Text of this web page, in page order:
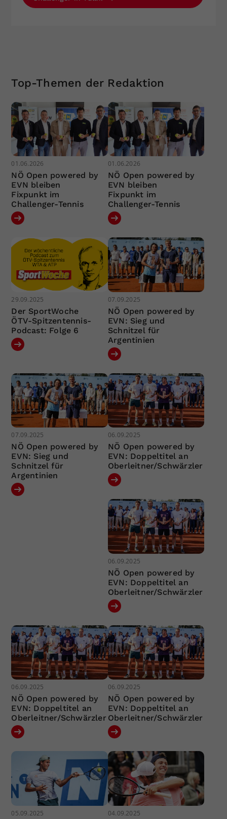
Top-Themen der Redaktion
01.06.2026
NÖ Open powered by
EVN bleiben
Fixpunkt im
Challenger-Tennis
01.06.2026
NÖ Open powered by
EVN bleiben
Fixpunkt im
Challenger-Tennis
29.09.2025
Der SportWoche
ÖTV-Spitzentennis-
Podcast: Folge 6
07.09.2025
NÖ Open powered by
EVN: Sieg und
Schnitzel für
Argentinien
07.09.2025
NÖ Open powered by
EVN: Sieg und
Schnitzel für
Argentinien
06.09.2025
NÖ Open powered by
EVN: Doppeltitel an
Oberleitner/Schwärzler
06.09.2025
NÖ Open powered by
EVN: Doppeltitel an
Oberleitner/Schwärzler
06.09.2025
NÖ Open powered by
EVN: Doppeltitel an
Oberleitner/Schwärzler
06.09.2025
NÖ Open powered by
EVN: Doppeltitel an
Oberleitner/Schwärzler
05.09.2025 04.09.2025